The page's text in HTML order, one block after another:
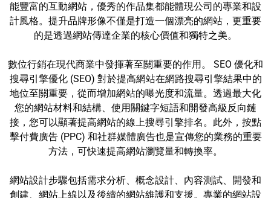
能豐富的互動網站，優秀的作品集都能體現公司的專業和設
計風格。提升品牌形像不僅是打造一個漂亮的網站，更重要
的是透過網站傳達企業的核心價值和獨特之美。
數位行銷在現代商業中發揮著至關重要的作用。 SEO 優化和
搜尋引擎優化 (SEO) 對於提高網站在網路搜尋引擎結果中的
地位至關重要，從而增加網站的曝光度和流量。透過最大化
您的網站材料和結構、使用關鍵字短語和開發高級反向鏈
接，您可以顯著提高網站的線上搜尋引擎排名。此外，按點
擊付費廣告 (PPC) 和社群媒體廣告也是宣傳您的業務的重要
方法，可快速提高網站瀏覽量和轉換率。
網站設計步驟包括需求分析、概念設計、內容測試、開發和
創建、網站上線以及後續的網站維護和支援。專業的網站設